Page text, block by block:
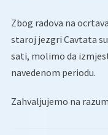
Zbog radova na
staroj jezgri Cavtata
sati, molimo da
navedenom periodu.
Zahvaljujemo na